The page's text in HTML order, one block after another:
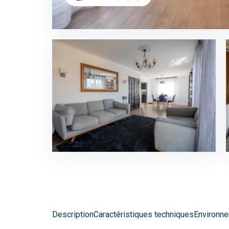
DescriptionCaractéristiques techniques